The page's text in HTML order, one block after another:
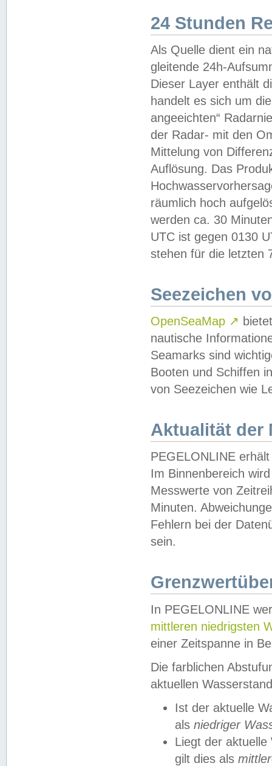
24 Stunden
Als Quelle dient ein
gleitende 24h-
Dieser Layer enthält
handelt es sich um
angeeichten“
der Radar- mit den
Mittelung von
Auflösung. Das
räumlich hoch
werden ca. 30
UTC ist gegen 0130
stehen für die letzten
Seezeichen
OpenSeaMap ↗
nautische
Seamarks sind
Booten und Schiffen
von Seezeichen wie
Aktualität der
PEGELONLINE
Im Binnenbereich
Messwerte von
Minuten.
Fehlern bei der
sein.
In PEGELONLINE
mittleren niedrigsten
einer Zeitspanne in
Die farblichen
aktuellen
Ist der aktuelle
als niedriger
Liegt der
gilt dies als